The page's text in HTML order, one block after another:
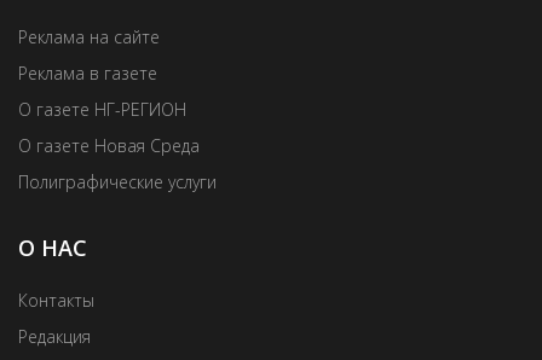
Реклама на сайте
Реклама в газете
О газете НГ-РЕГИОН
О газете Новая Среда
Полиграфические услуги
О НАС
Контакты
Редакция